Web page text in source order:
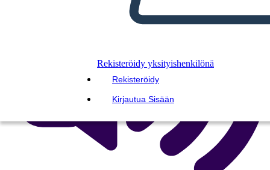
Rekisteröidy yksityishenkilönä
Rekisteröidy
Kirjautua Sisään